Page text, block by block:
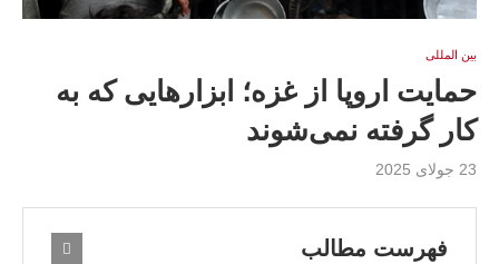
بين المللى
حمایت اروپا از غزه؛ ابزارهایی که به
کار گرفته نمی‌شوند
23 جولای 2025
فهرست مطالب